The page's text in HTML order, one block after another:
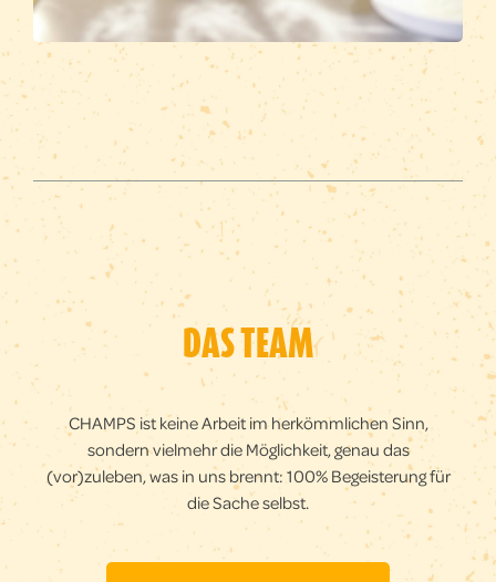
DAS TEAM
CHAMPS ist keine Arbeit im herkömmlichen Sinn,
sondern vielmehr die Möglichkeit, genau das
(vor)zuleben, was in uns brennt: 100% Begeisterung für
die Sache selbst.